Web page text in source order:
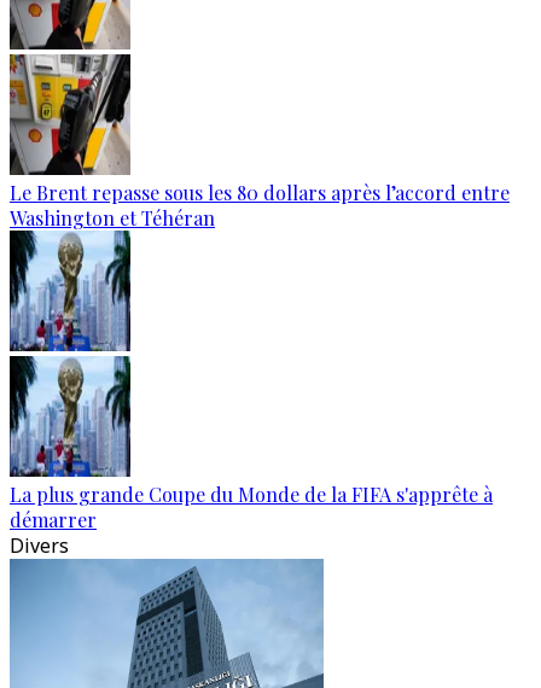
Le Brent repasse sous les 80 dollars après l’accord entre
Washington et Téhéran
La plus grande Coupe du Monde de la FIFA s'apprête à
démarrer
Divers